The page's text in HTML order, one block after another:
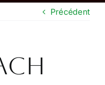
Précédent